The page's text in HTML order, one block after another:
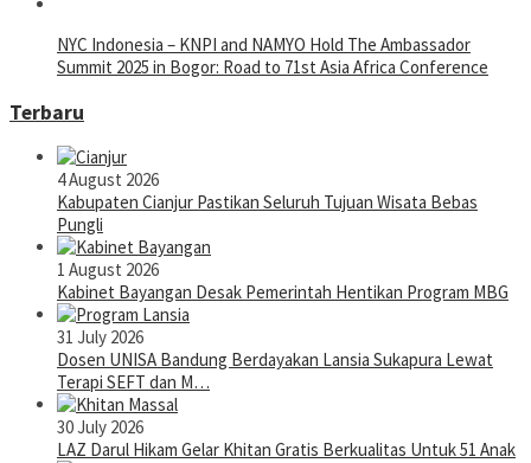
NYC Indonesia – KNPI and NAMYO Hold The Ambassador
Summit 2025 in Bogor: Road to 71st Asia Africa Conference
Terbaru
4 August 2026
Kabupaten Cianjur Pastikan Seluruh Tujuan Wisata Bebas
Pungli
1 August 2026
Kabinet Bayangan Desak Pemerintah Hentikan Program MBG
31 July 2026
Dosen UNISA Bandung Berdayakan Lansia Sukapura Lewat
Terapi SEFT dan M…
30 July 2026
LAZ Darul Hikam Gelar Khitan Gratis Berkualitas Untuk 51 Anak